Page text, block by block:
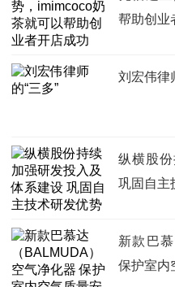
帮助创业
刘宏伟律
纵横股
巩固自主
新款巴
保护室内